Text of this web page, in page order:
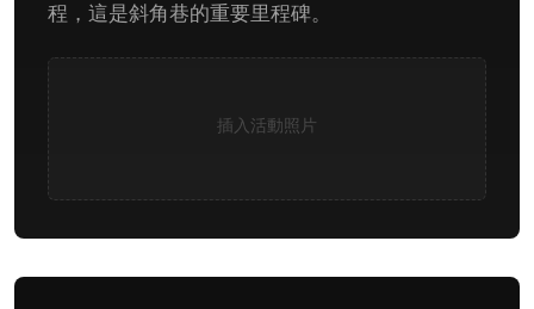
程，這是斜角巷的重要里程碑。
插入活動照片